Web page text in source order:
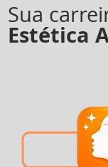
Sua
Estética